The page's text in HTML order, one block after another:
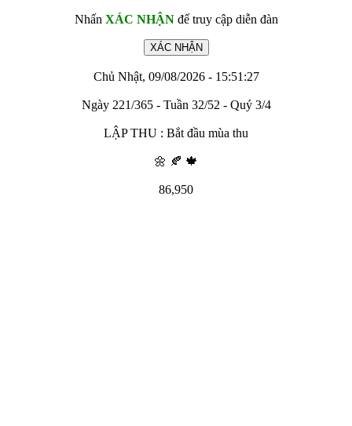
Nhấn XÁC NHẬNđể truy cập diễn đàn
Chủ Nhật, 09/08/2026 - 15:51:27
Ngày 221/365 - Tuần 32/52 - Quý 3/4
LẬP THU : Bắt đầu mùa thu
🌼 🍂 🍁
86,950